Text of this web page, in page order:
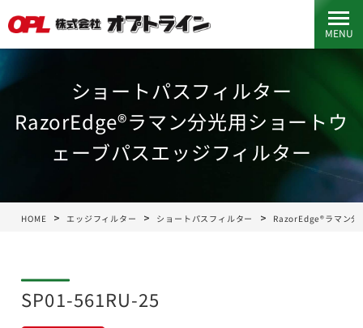
MENU
ショートパスフィルター
RazorEdge®ラマン分光用ショートウ
ェーブパスエッジフィルター
HOME エッジフィルター ショートパスフィルター RazorEdge®ラマン分
SP01-561RU-25